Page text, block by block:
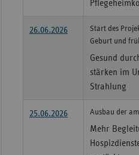
26.06.2026
Start des
Geburt und
Gesund
stärken im
Strahlung
25.06.2026 Ausbau der
Mehr